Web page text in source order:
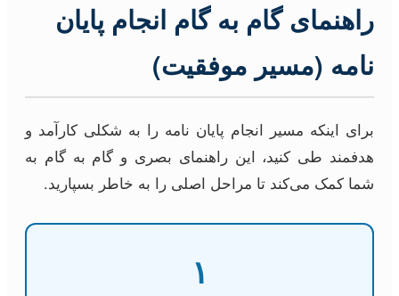
راهنمای گام به گام انجام پایان
نامه (مسیر موفقیت)
برای اینکه مسیر انجام پایان نامه را به شکلی کارآمد و
هدفمند طی کنید، این راهنمای بصری و گام به گام به
شما کمک می‌کند تا مراحل اصلی را به خاطر بسپارید.
۱